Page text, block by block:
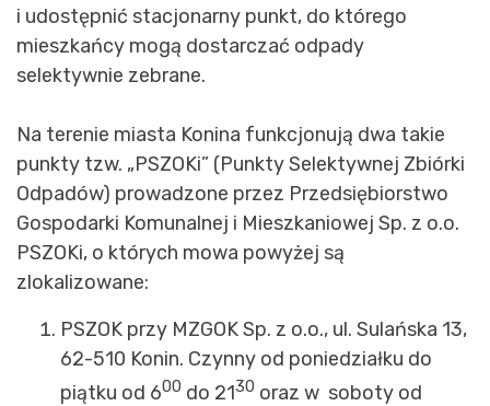
i udostępnić stacjonarny punkt, do którego
mieszkańcy mogą dostarczać odpady
selektywnie zebrane.
Na terenie miasta Konina funkcjonują dwa takie
punkty tzw. „PSZOKi” (Punkty Selektywnej Zbiórki
Odpadów) prowadzone przez Przedsiębiorstwo
Gospodarki Komunalnej i Mieszkaniowej Sp. z o.o.
PSZOKi, o których mowa powyżej są
zlokalizowane:
PSZOK przy MZGOK Sp. z o.o., ul. Sulańska 13,
62-510 Konin. Czynny od poniedziałku do
piątku od 600 do 2130 oraz w soboty od